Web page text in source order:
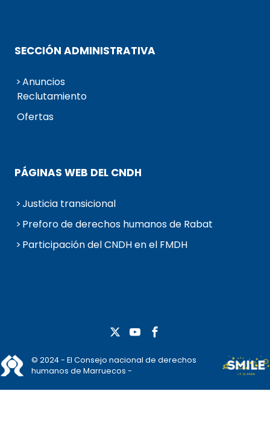
SECCIÓN ADMINISTRATIVA
Anuncios
Reclutamiento
Ofertas
PÁGINAS WEB DEL CNDH
Justicia transicional
Preforo de derechos humanos de Rabat
Participación del CNDH en el FMDH
© 2024 - El Consejo nacional de derechos
humanos de Marruecos -